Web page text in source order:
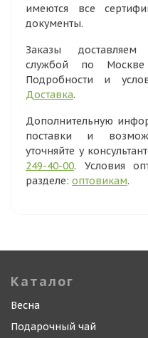
имеются все
документы.
Заказы доставляем
службой по
Подробности и
Доставка.
Дополнительную
поставки и
уточняйте у
249-40-00. Условия
разделе: оптовикам.
Каталог
Весна
Подарочный чай